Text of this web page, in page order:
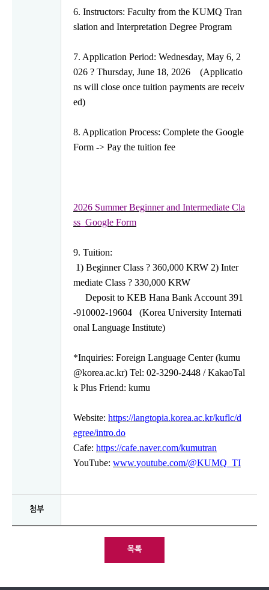
6. Instructors: Faculty from the KUMQ Tran
slation and Interpretation Degree Program
7. Application Period: Wednesday, May 6, 2
026 ? Thursday, June 18, 2026
(Applicatio
ns will close once tuition payments are receiv
ed)
8. Application Process: Complete the Google
Form -> Pay the tuition fee
2026 Summer Beginner and Intermediate Cla
ss_Google Form
9. Tuition:
1) Beginner Class ? 360,000 KRW 2) Inter
mediate Class ? 330,000 KRW
Deposit to KEB Hana Bank Account 391
-910002-19604
(Korea University Internati
onal Language Institute)
*Inquiries: Foreign Language Center (kumu
@korea.ac.kr) Tel: 02-3290-2448 /KakaoTal
k Plus Friend: kumu
Website: https://langtopia.korea.ac.kr/kuflc/d
egree/intro.do
Cafe: https://cafe.naver.com/kumutran
YouTube: www.youtube.com/@KUMQ_TI
첨부
목록